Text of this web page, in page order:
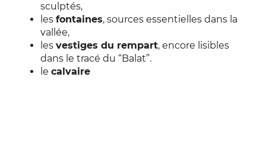
sculptés,
les fontaines, sources essentielles dans la
vallée,
les vestiges du rempart, encore lisibles
dans le tracé du “Balat”.
le calvaire